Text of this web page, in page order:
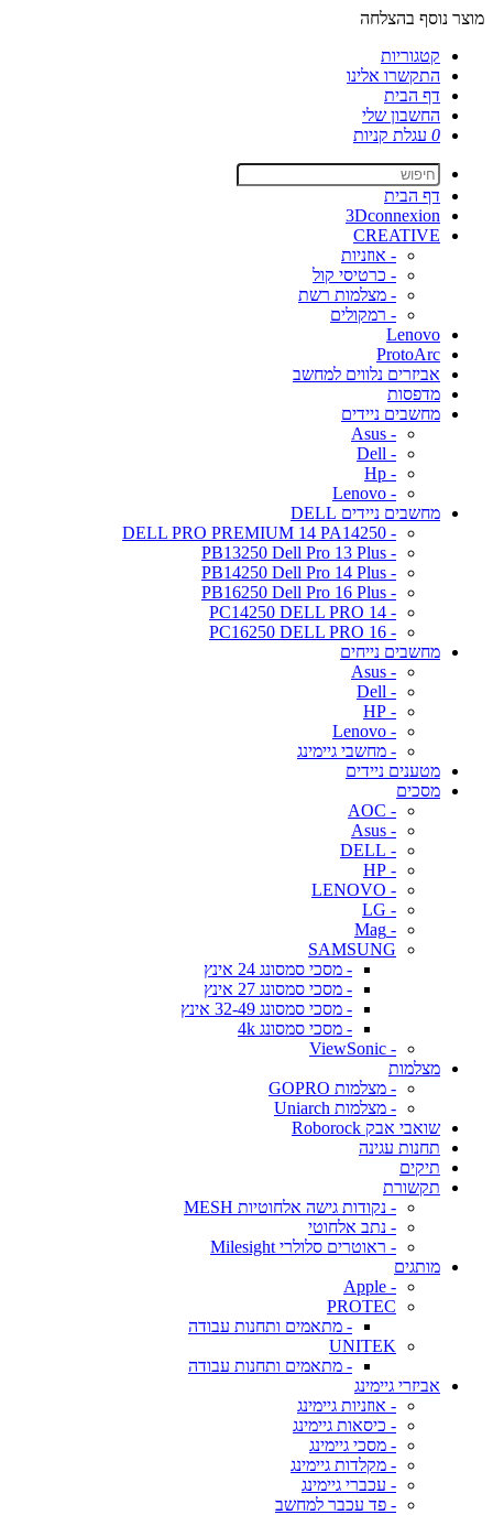
מוצר נוסף בהצלחה
קטגוריות
התקשרו אלינו
דף הבית
החשבון שלי
0 עגלת קניות
דף הבית
3Dconnexion
CREATIVE
- אוזניות
- כרטיסי קול
- מצלמות רשת
- רמקולים
Lenovo
ProtoArc
אביזרים נלווים למחשב
מדפסות
מחשבים ניידים
- Asus
- Dell
- Hp
- Lenovo
מחשבים ניידים DELL
- DELL PRO PREMIUM 14 PA14250
- PB13250 Dell Pro 13 Plus
- PB14250 Dell Pro 14 Plus
- PB16250 Dell Pro 16 Plus
- PC14250 DELL PRO 14
- PC16250 DELL PRO 16
מחשבים נייחים
- Asus
- Dell
- HP
- Lenovo
- מחשבי גיימינג
מטענים ניידים
מסכים
- AOC
- Asus
- DELL
- HP
- LENOVO
- LG
- Mag
SAMSUNG
- מסכי סמסונג 24 אינץ
- מסכי סמסונג 27 אינץ
- מסכי סמסונג 32-49 אינץ
- מסכי סמסונג 4k
- ViewSonic
מצלמות
- מצלמות GOPRO
- מצלמות Uniarch
שואבי אבק Roborock
תחנות עגינה
תיקים
תקשורת
- נקודות גישה אלחוטיות MESH
- נתב אלחוטי
- ראוטרים סלולרי Milesight
מותגים
- Apple
PROTEC
- מתאמים ותחנות עבודה
UNITEK
- מתאמים ותחנות עבודה
אביזרי גיימינג
- אוזניות גיימינג
- כיסאות גיימינג
- מסכי גיימינג
- מקלדות גיימינג
- עכברי גיימינג
- פד עכבר למחשב